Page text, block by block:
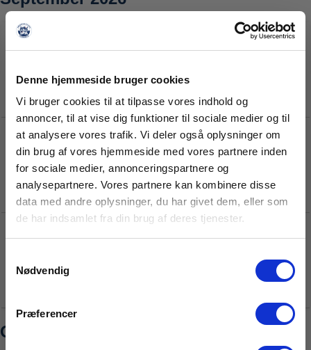
Denne hjemmeside bruger cookies
Vi bruger cookies til at tilpasse vores indhold og
annoncer, til at vise dig funktioner til sociale medier og til
at analysere vores trafik. Vi deler også oplysninger om
din brug af vores hjemmeside med vores partnere inden
for sociale medier, annonceringspartnere og
analysepartnere. Vores partnere kan kombinere disse
data med andre oplysninger, du har givet dem, eller som
de har indsamlet fra din brug af deres tjenester.
Nødvendig
Præferencer
VIL DU ALTID VÆRE
OPDATERET?